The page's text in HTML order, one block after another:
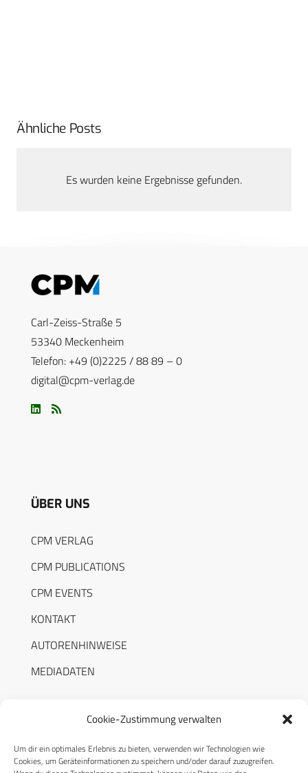
Cookie-Zustimmung verwalten
Um dir ein optimales Erlebnis zu bieten, verwenden wir Technologien wie
Cookies, um Geräteinformationen zu speichern und/oder darauf zuzugreifen.
Ähnliche Posts
Es wurden keine Ergebnisse gefunden.
Carl-Zeiss-Straße 5
53340 Meckenheim
Telefon: +49 (0)2225 / 88 89 – 0
digital@cpm-verlag.de
ÜBER UNS
CPM VERLAG
CPM PUBLICATIONS
CPM EVENTS
KONTAKT
AUTORENHINWEISE
MEDIADATEN
RECHTLICHES